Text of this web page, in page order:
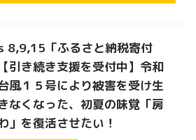
8,9,15「ふるさと納税寄付
引き続き支援を受付中】令和
風１５号により被害を受け生
なくなった、初夏の味覚「房
」を復活させたい！